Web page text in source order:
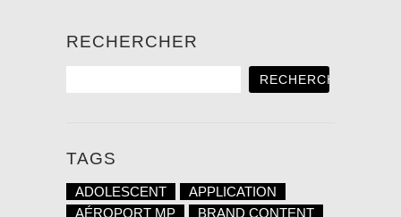
RECHERCHER
TAGS
ADOLESCENT
APPLICATION
AÉROPORT MP
BRAND CONTENT